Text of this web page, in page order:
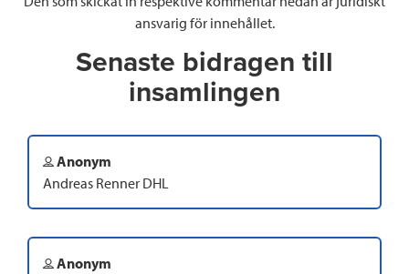
ansvarig för innehållet.
Senaste bidragen till
insamlingen
Anonym
Andreas Renner DHL
Anonym